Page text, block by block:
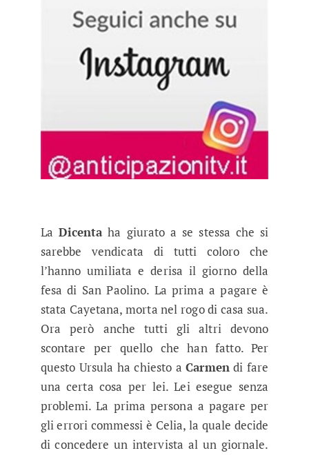
La Dicentaha giurato a se stessa che si
sarebbe vendicata di tutti coloro che
l’hanno umiliata e derisa il giorno della
fesa di San Paolino. La prima a pagare è
stata Cayetana, morta nel rogo di casa sua.
Ora però anche tutti gli altri devono
scontare per quello che han fatto. Per
questo Ursula ha chiesto aCarmendi fare
una certa cosa per lei. Lei esegue senza
problemi. La prima persona a pagare per
gli errori commessi è Celia, la quale decide
di concedere un intervista al un giornale.